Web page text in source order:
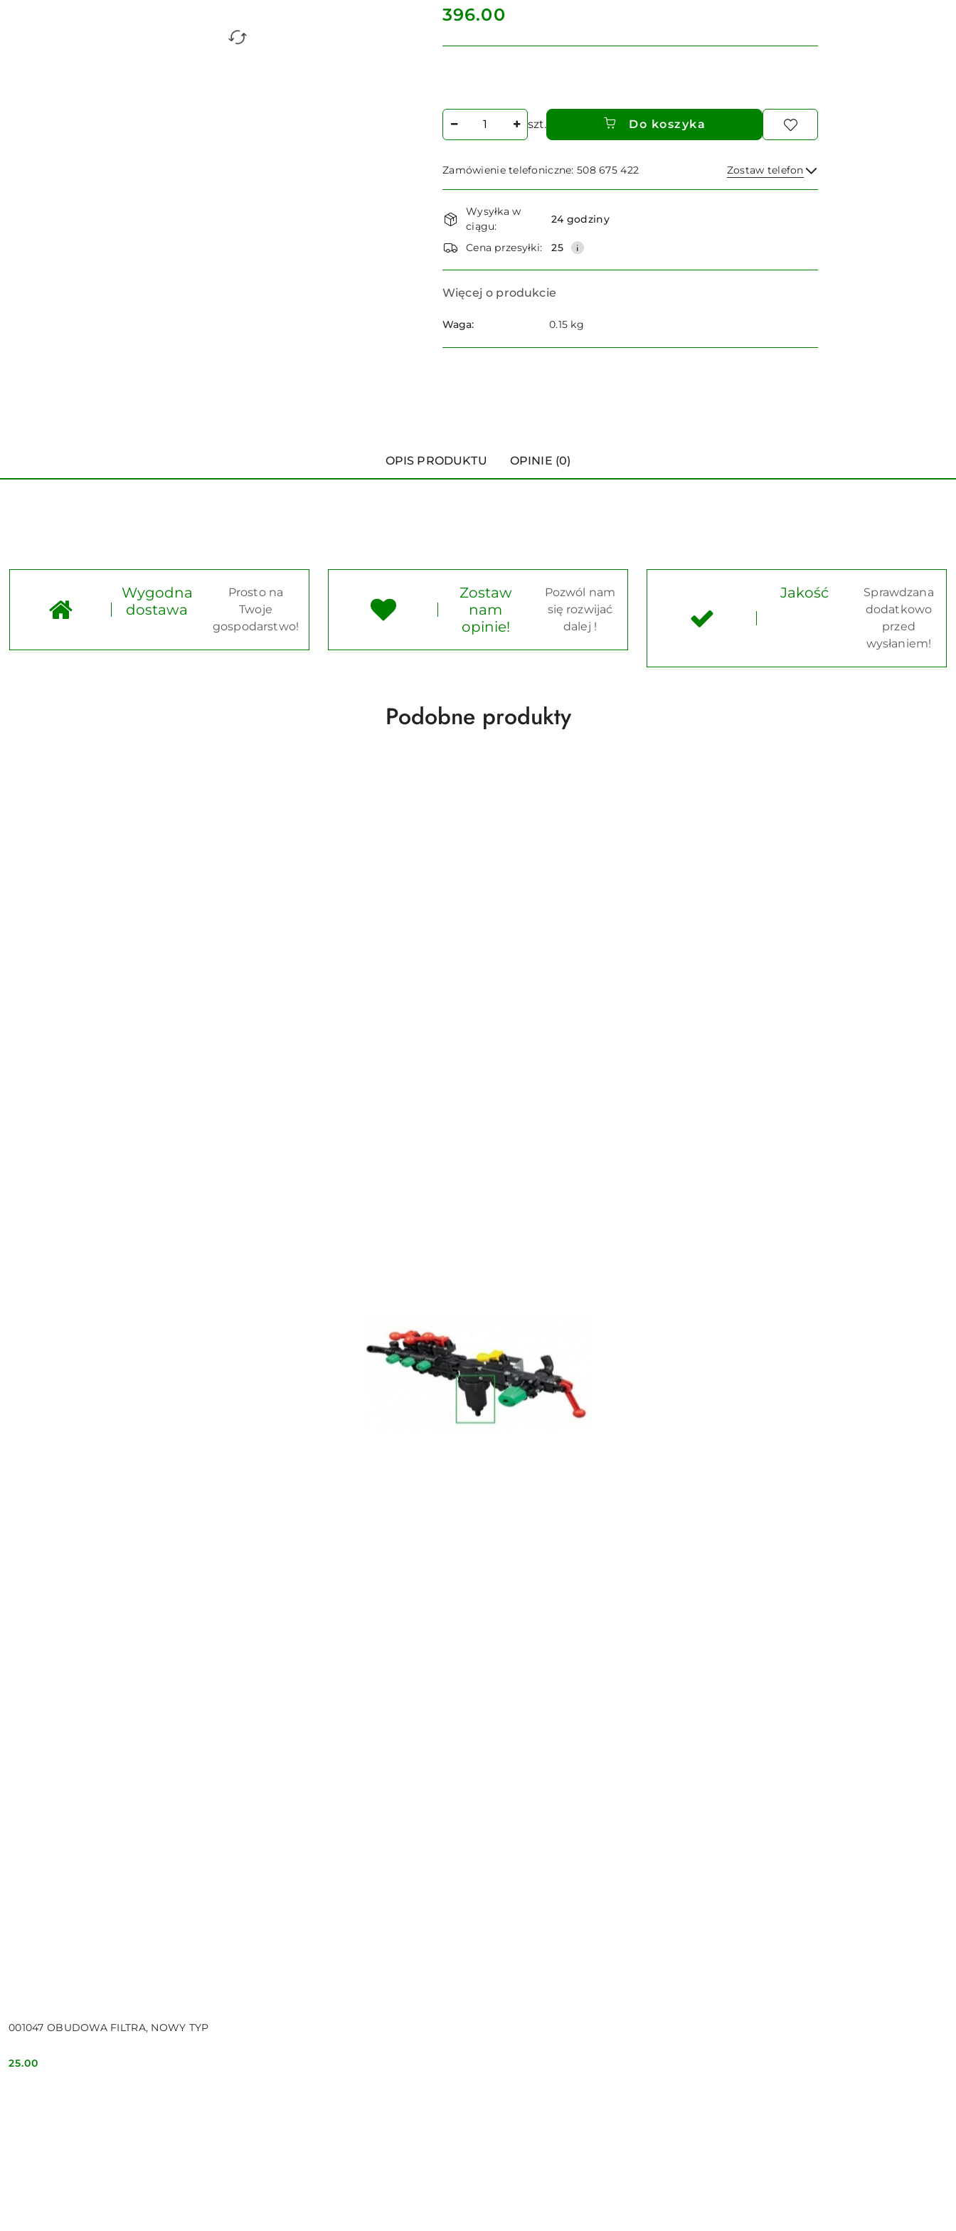
cena:
396.00
Ilość
szt. Do koszyka
Zamówienie telefoniczne: 508 675 422 Zostaw telefon
Wyślij
Dostępność
i
dostawa
Wysyłka w
ciągu:
24 godziny
Cena przesyłki: 25
Więcej o produkcie
Waga: 0.15 kg
OPIS PRODUKTU OPINIE (0)
Wygodna
dostawa
Prosto na
Twoje
gospodarstwo!
Zostaw
nam
opinie!
Pozwól nam
się rozwijać
dalej !
Jakość
Sprawdzana
dodatkowo
przed
wysłaniem!
Produkty
Podobne produkty
001047 OBUDOWA FILTRA, NOWY TYP
Cena:
25.00